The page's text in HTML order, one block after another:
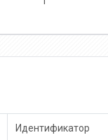
Идентификатор